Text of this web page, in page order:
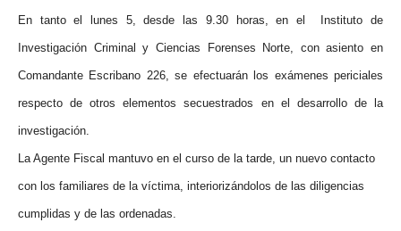
En tanto el lunes 5, desde las 9.30 horas, en el Instituto de
Investigación Criminal y Ciencias Forenses Norte, con asiento en
Comandante Escribano 226, se efectuarán los exámenes periciales
respecto de otros elementos secuestrados en el desarrollo de la
investigación.
La Agente Fiscal mantuvo en el curso de la tarde, un nuevo contacto
con los familiares de la víctima, interiorizándolos de las diligencias
cumplidas y de las ordenadas.